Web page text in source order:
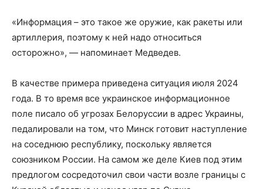
«Информация – это такое же оружие, как ракеты или
артиллерия, поэтому к ней надо относиться
осторожно», — напоминает Медведев.
В качестве примера приведена ситуация июля 2024
года. В то время все украинское информационное
поле писало об угрозах Белоруссии в адрес Украины,
педалировали на том, что Минск готовит наступление
на соседнюю республику, поскольку является
союзником России. На самом же деле Киев под этим
предлогом сосредоточил свои части возле границы с